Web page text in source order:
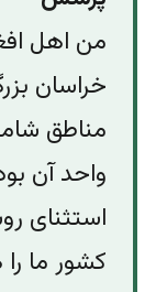
من اهل
خراسان
مناطق
واحد آن
استثنای
کشور ما